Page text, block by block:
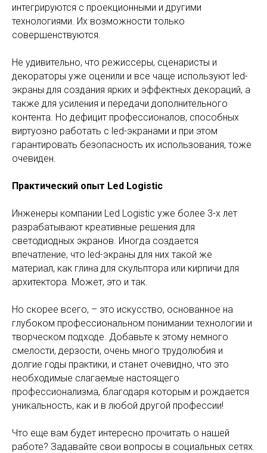
интегрируются с проекционными и другими
технологиями. Их возможности только
совершенствуются.
Не удивительно, что режиссеры, сценаристы и
декораторы уже оценили и все чаще используют led-
экраны для создания ярких и эффектных декораций, а
также для усиления и передачи дополнительного
контента. Но дефицит профессионалов, способных
виртуозно работать с led-экранами и при этом
гарантировать безопасность их использования, тоже
очевиден.
Практический опыт Led Logistic
Инженеры компании Led Logistic уже более 3-х лет
разрабатывают креативные решения для
светодиодных экранов. Иногда создается
впечатление, что led-экраны для них такой же
материал, как глина для скульптора или кирпичи для
архитектора. Может, это и так.
Но скорее всего, – это искусство, основанное на
глубоком профессиональном понимании технологии и
творческом подходе. Добавьте к этому немного
смелости, дерзости, очень много трудолюбия и
долгие годы практики, и станет очевидно, что это
необходимые слагаемые настоящего
профессионализма, благодаря которым и рождается
уникальность, как и в любой другой профессии!
Что еще вам будет интересно прочитать о нашей
работе? Задавайте свои вопросы в социальных сетях.